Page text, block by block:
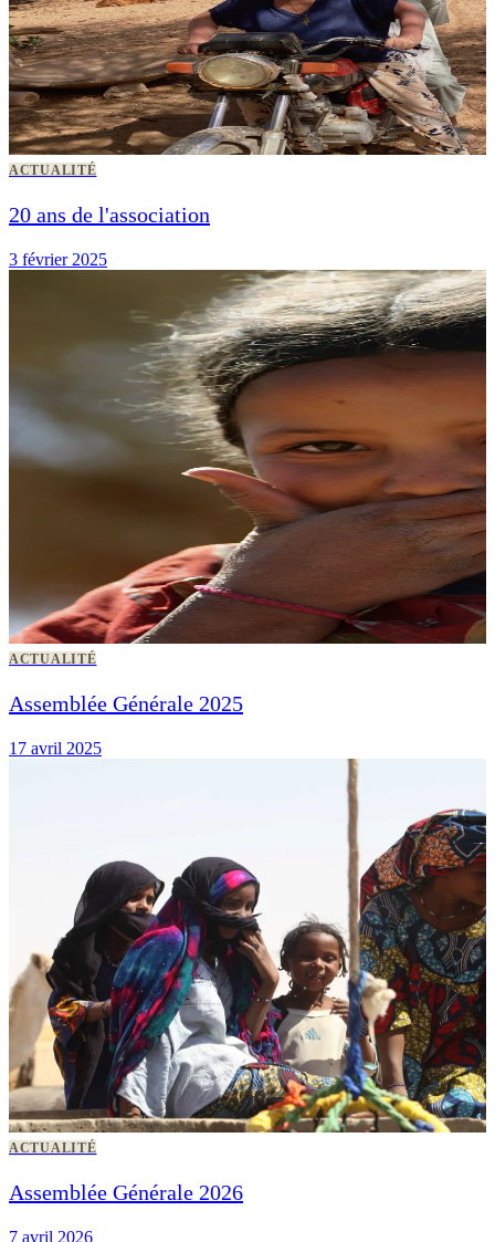
ACTUALITÉ
20 ans de l'association
3 février 2025
ACTUALITÉ
Assemblée Générale 2025
17 avril 2025
ACTUALITÉ
Assemblée Générale 2026
7 avril 2026